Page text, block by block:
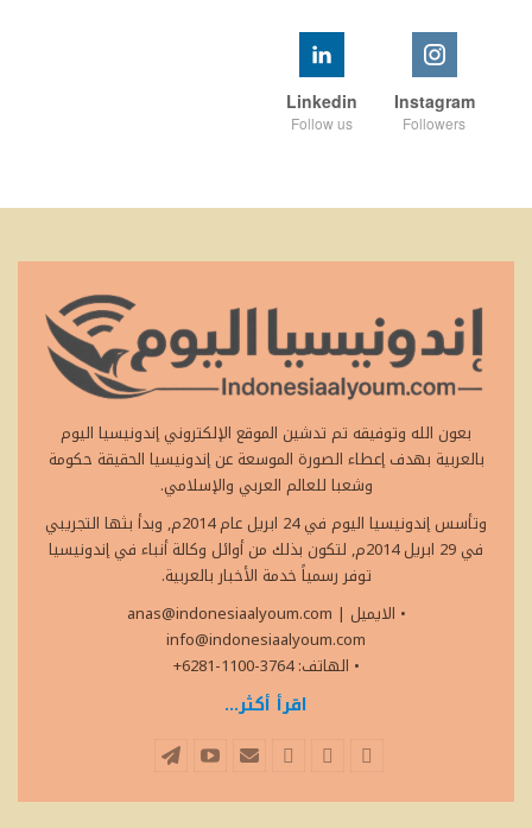
Instagram
Followers
Linkedin
Follow us
بعون الله وتوفيقه تم تدشين الموقع الإلكتروني إندونيسيا اليوم
بالعربية بهدف إعطاء الصورة الموسعة عن إندونيسيا الحقيقة حكومة
وشعبا للعالم العربي والإسلامي.
وتأسس إندونيسيا اليوم في 24 ابريل عام 2014م, وبدأ بثها التجريبي
في 29 ابريل 2014م, لتكون بذلك من أوائل وكالة أنباء في إندونيسيا
توفر رسمياً خدمة الأخبار بالعربية.
• الايميل
anas@indonesiaalyoum.com |
info@indonesiaalyoum.com
• الهاتف: 3764-1100-6281+
اقرأ أكثر...